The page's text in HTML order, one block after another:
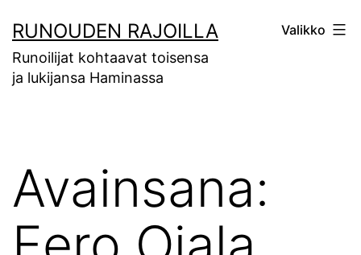
sisältöön
RUNOUDEN RAJOILLA
Runoilijat kohtaavat toisensa
ja lukijansa Haminassa
Valikko
Avainsana: